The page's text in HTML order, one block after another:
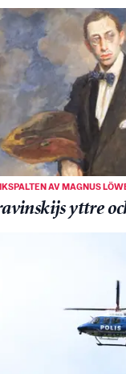
AV MAGNUS
yttre